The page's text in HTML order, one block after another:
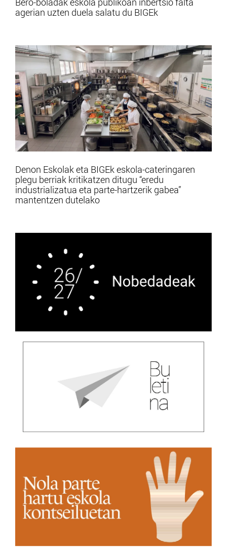
agerian uzten duela salatu du BIGEk
Denon Eskolak eta BIGEk eskola-cateringaren
plegu berriak kritikatzen ditugu “eredu
industrializatua eta parte-hartzerik gabea”
mantentzen dutelako